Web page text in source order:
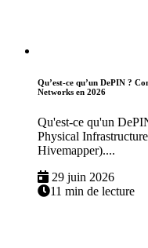
Qu’est-ce qu’un DePIN ?
Networks en 2026
Qu'est-ce qu'un
Physical
Hivemapper)....
29 juin 2026
11 min de lecture